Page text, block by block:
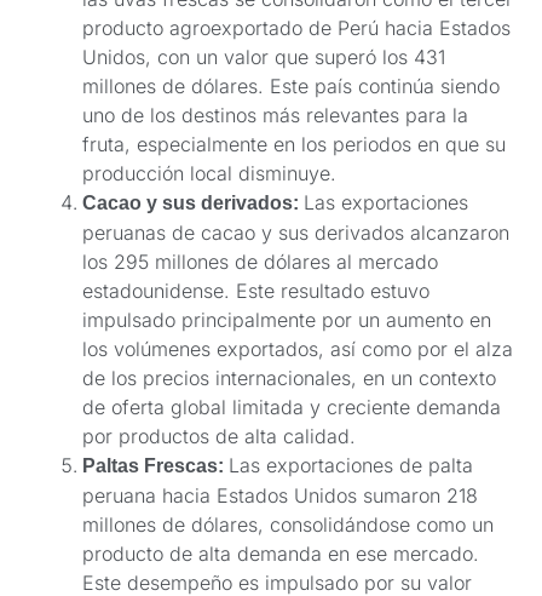
producto agroexportado de Perú hacia Estados
Unidos, con un valor que superó los 431
millones de dólares. Este país continúa siendo
uno de los destinos más relevantes para la
fruta, especialmente en los periodos en que su
producción local disminuye.
Cacao y sus derivados: Las exportaciones
peruanas de cacao y sus derivados alcanzaron
los 295 millones de dólares al mercado
estadounidense. Este resultado estuvo
impulsado principalmente por un aumento en
los volúmenes exportados, así como por el alza
de los precios internacionales, en un contexto
de oferta global limitada y creciente demanda
por productos de alta calidad.
Paltas Frescas: Las exportaciones de palta
peruana hacia Estados Unidos sumaron 218
millones de dólares, consolidándose como un
producto de alta demanda en ese mercado.
Este desempeño es impulsado por su valor